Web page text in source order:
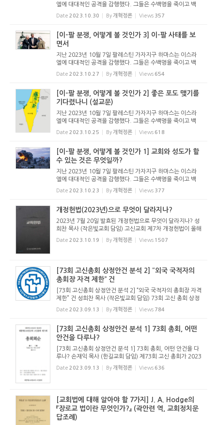
엘에 대대적인 공격을 감행했다. 그들은 수백명을 죽이고 백
수십명을 인질로 잡아갔다. 러시아의 우크라이나 침공으로 온
세계가 전쟁통을 겪고 있는데, 중동에 새로운 전쟁이 발생할
Date 2023.10.30 By 개혁정론 Views 357
[이-팔 분쟁, 어떻게 볼 것인가 3] 이-팔 사태를 보
면서
지난 2023년 10월 7일 팔레스틴 가자지구 하마스는 이스라
엘에 대대적인 공격을 감행했다. 그들은 수백명을 죽이고 백
수십명을 인질로 잡아갔다. 러시아의 우크라이나 침공으로 온
세계가 전쟁통을 겪고 있는데, 중동에 새로운 전쟁이 발생할
Date 2023.10.27 By 개혁정론 Views 654
[이-팔 분쟁, 어떻게 볼 것인가 2] 좋은 포도 맺기를
기다렸나니 (설교문)
지난 2023년 10월 7일 팔레스틴 가자지구 하마스는 이스라
엘에 대대적인 공격을 감행했다. 그들은 수백명을 죽이고 백
수십명을 인질로 잡아갔다. 러시아의 우크라이나 침공으로 온
세계가 전쟁통을 겪고 있는데, 중동에 새로운 전쟁이 발생할
Date 2023.10.25 By 개혁정론 Views 618
[이-팔 분쟁, 어떻게 볼 것인가 1] 교회와 성도가 할
수 있는 것은 무엇일까?
지난 2023년 10월 7일 팔레스틴 가자지구 하마스는 이스라
엘에 대대적인 공격을 감행했다. 그들은 수백명을 죽이고 백
수십명을 인질로 잡아갔다. 러시아의 우크라이나 침공으로 온
세계가 전쟁통을 겪고 있는데, 중동에 새로운 전쟁이 발생할
Date 2023.10.23 By 개혁정론 Views 377
개정헌법(2023년)으로 무엇이 달라지나?
2023년 7월 20일 발효된 개정헌법으로 무엇이 달라지나? 성
희찬 목사 (작은빛교회 담임) 고신교회 제7차 개정헌법이 올해
2023년 7월 20일에 공포되었다. 2023년 4월에 열린 노회 수
의 결과 전국 35개 노회 중 20개 노회가 과반수 찬성을 했고(5
Date 2023.10.19 By 개혁정론 Views 1507
[73회 고신총회 상정안건 분석 2] “외국 국적자의
총회장 자격 제한” 건
[73회 고신총회 상정안건 분석 2] “외국 국적자의 총회장 자격
제한” 건 성희찬 목사 (작은빛교회 담임) 73회 고신 총회 상정
안건을 분석하기 위해 안건을 살폈다. 이렇다 할 안건이 없다.
무엇보다 총회 상정 안건으로서의 최소한의 품격을 갖...
Date 2023.09.13 By 개혁정론 Views 784
[73회 고신총회 상정안건 분석 1] 73회 총회, 어떤
안건을 다루나?
[73회 고신총회 상정안건 분석 1] 73회 총회, 어떤 안건을 다
루나? 손재익 목사 (한길교회 담임) 제73회 고신 총회가 2023
년 9월 19일(화)부터 22일(금)까지 4일간 열린다. 실제 일정
보다 하루 일찍 파회한 전례대로라면 21일(목)까지 3일간으로
Date 2023.09.13 By 개혁정론 Views 636
[교회법에 대해 알아야 할 7가지] J. A. Hodge의
『장로교 법이란 무엇인가?』 (곽안련 역, 교회정치문
답조례)